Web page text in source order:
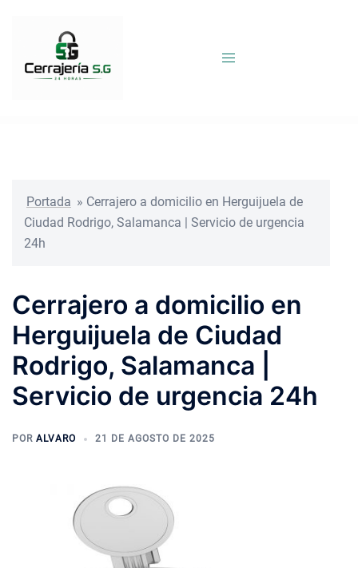
Portada » Cerrajero a domicilio en Herguijuela de
Ciudad Rodrigo, Salamanca | Servicio de urgencia
24h
Cerrajero a domicilio en
Herguijuela de Ciudad
Rodrigo, Salamanca |
Servicio de urgencia 24h
POR ALVARO 21 DE AGOSTO DE 2025